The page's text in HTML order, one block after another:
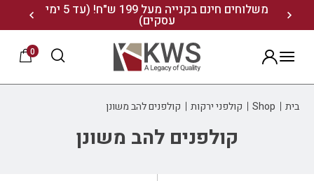
משלוחים חינם בקנייה מעל 199 ש"ח! (עד 5 ימי
עסקים) 20% הנחה על מגוון התיקים השוויצריים לחצו כאן>>
הרשמה
0
בית Shop קולפני ירקות קולפנים להב משונן
קולפנים להב משונן